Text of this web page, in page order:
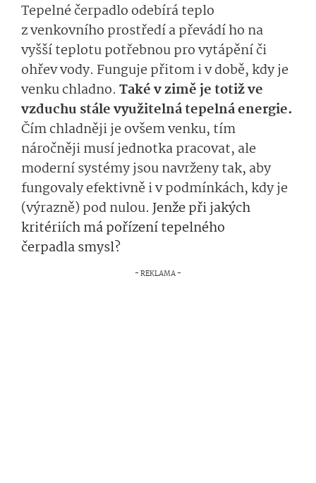
Tepelné čerpadlo odebírá teplo
z venkovního prostředí a převádí ho na
vyšší teplotu potřebnou pro vytápění či
ohřev vody. Funguje přitom i v době, kdy je
venku chladno. Také v zimě je totiž ve
vzduchu stále využitelná tepelná energie.
Čím chladněji je ovšem venku, tím
náročněji musí jednotka pracovat, ale
moderní systémy jsou navrženy tak, aby
fungovaly efektivně i v podmínkách, kdy je
(výrazně) pod nulou. Jenže při jakých
kritériích má pořízení tepelného
čerpadla smysl?